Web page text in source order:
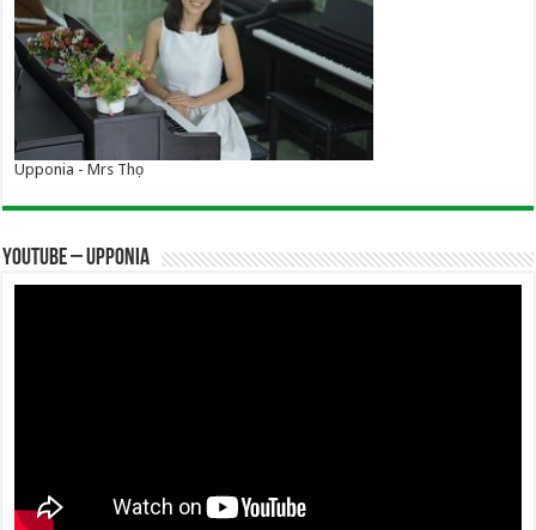
Upponia - Mrs Thọ
YOUTUBE – UPPONIA